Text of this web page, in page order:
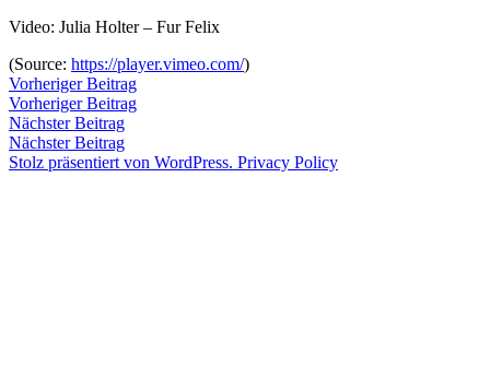
Zum
springen
von
Dezember
20114.
Januar
2020
einen
Kommentar
zu
Video: Julia Holter – Fur Felix
(Source: https://player.vimeo.com/)
Veröffentlicht
von
snhpfr
14.
Dezember
20114.
Januar
Veröffentlicht
in
Uncategorized
Schlagwörter:
2k11,
eric
fensler,
Julia
Beitragsnavigation
Vorheriger BeitragVorheriger
Beitrag:
Vorheriger Beitrag
Nächster BeitragNächster
Beitrag:
Nächster Beitrag
Stolz präsentiert von WordPress. Privacy Policy